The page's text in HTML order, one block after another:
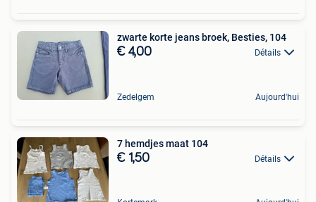
zwarte korte jeans broek, Besties, 104
€ 4,00 Détails
Zedelgem Aujourd'hui
7 hemdjes maat 104
€ 1,50 Détails